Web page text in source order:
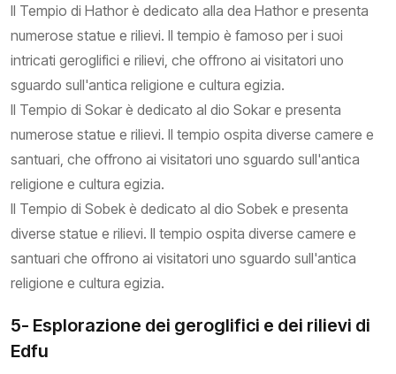
Il Tempio di Hathor è dedicato alla dea Hathor e presenta
numerose statue e rilievi. Il tempio è famoso per i suoi
intricati geroglifici e rilievi, che offrono ai visitatori uno
sguardo sull'antica religione e cultura egizia.
Il Tempio di Sokar è dedicato al dio Sokar e presenta
numerose statue e rilievi. Il tempio ospita diverse camere e
santuari, che offrono ai visitatori uno sguardo sull'antica
religione e cultura egizia.
Il Tempio di Sobek è dedicato al dio Sobek e presenta
diverse statue e rilievi. Il tempio ospita diverse camere e
santuari che offrono ai visitatori uno sguardo sull'antica
religione e cultura egizia.
5- Esplorazione dei geroglifici e dei rilievi di
Edfu